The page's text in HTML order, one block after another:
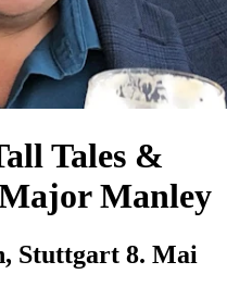
Tales &
Manley
Stuttgart 8. Mai